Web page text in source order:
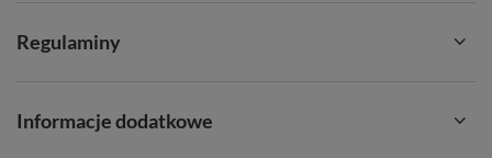
Regulaminy
Informacje dodatkowe